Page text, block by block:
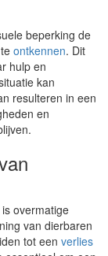
beperking de
ontkennen. Dit
hulp en
kan
resulteren in een
en
overmatige
van dierbaren
tot een verlies